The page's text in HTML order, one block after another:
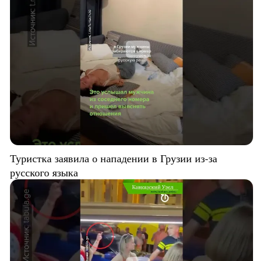
Туристка заявила о нападении в Грузии из-за
русского языка